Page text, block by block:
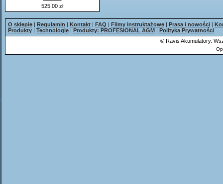
525,00 zł
O sklepie | Regulamin | Kontakt | FAQ | Filmy instruktażowe | Prasa i nowości |
Produkty | Technologie | Produkty: PROFESIONAL AGM | Polityka Prywatności
© Ravis Akumulatory.